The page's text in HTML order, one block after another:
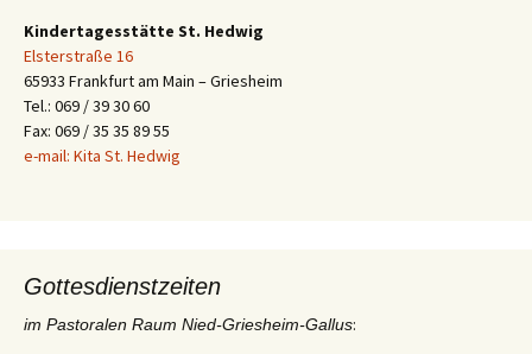
Kindertagesstätte St. Hedwig
Elsterstraße 16
65933 Frankfurt am Main – Griesheim
Tel.: 069 / 39 30 60
Fax: 069 / 35 35 89 55
e-mail: Kita St. Hedwig
Gottesdienstzeiten
im Pastoralen Raum Nied-Griesheim-Gallus: